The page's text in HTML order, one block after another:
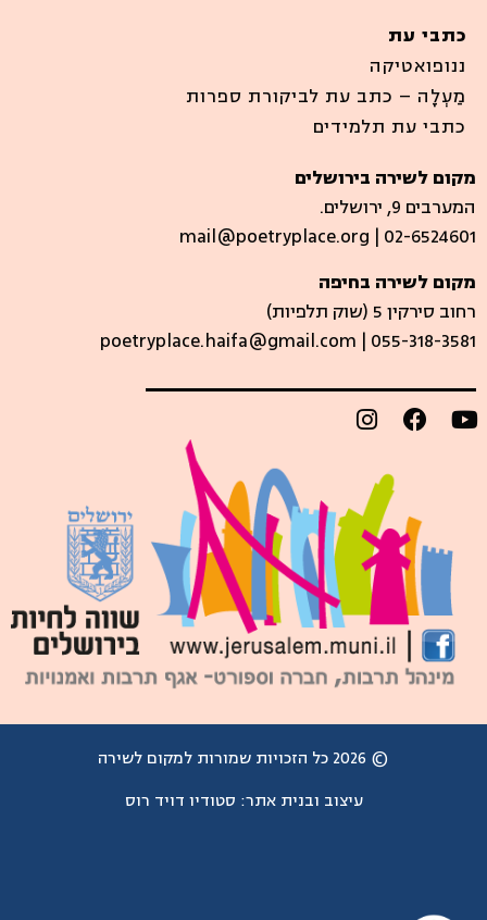
כתבי עת
ננופואטיקה
מַעְלָה – כתב עת לביקורת ספרות
כתבי עת תלמידים
מקום לשירה בירושלים
המערבים 9, ירושלים.
mail@poetryplace.org | 02-6524601
מקום לשירה בחיפה
רחוב סירקין 5 (שוק תלפיות)​
poetryplace.haifa@gmail.com | ​055-318-3581
© 2026 כל הזכויות שמורות למקום לשירה
עיצוב ובנית אתר: סטודיו דויד רוס